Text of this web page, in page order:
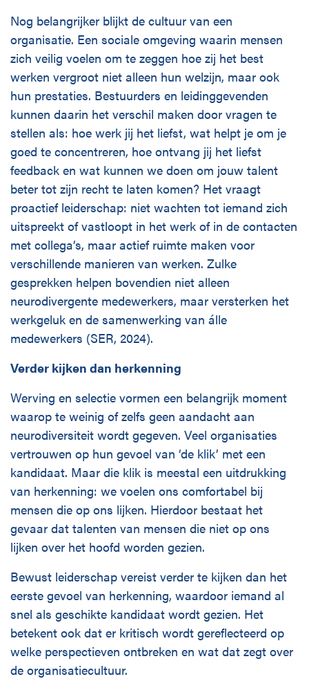
Nog belangrijker blijkt de cultuur van een
organisatie. Een sociale omgeving waarin mensen
zich veilig voelen om te zeggen hoe zij het best
werken vergroot niet alleen hun welzijn, maar ook
hun prestaties. Bestuurders en leidinggevenden
kunnen daarin het verschil maken door vragen te
stellen als: hoe werk jij het liefst, wat helpt je om je
goed te concentreren, hoe ontvang jij het liefst
feedback en wat kunnen we doen om jouw talent
beter tot zijn recht te laten komen? Het vraagt
proactief leiderschap: niet wachten tot iemand zich
uitspreekt of vastloopt in het werk of in de contacten
met collega’s, maar actief ruimte maken voor
verschillende manieren van werken. Zulke
gesprekken helpen bovendien niet alleen
neurodivergente medewerkers, maar versterken het
werkgeluk en de samenwerking van álle
medewerkers (SER, 2024).
Verder kijken dan herkenning
Werving en selectie vormen een belangrijk moment
waarop te weinig of zelfs geen aandacht aan
neurodiversiteit wordt gegeven. Veel organisaties
vertrouwen op hun gevoel van ‘de klik’ met een
kandidaat. Maar die klik is meestal een uitdrukking
van herkenning: we voelen ons comfortabel bij
mensen die op ons lijken. Hierdoor bestaat het
gevaar dat talenten van mensen die niet op ons
lijken over het hoofd worden gezien.
Bewust leiderschap vereist verder te kijken dan het
eerste gevoel van herkenning, waardoor iemand al
snel als geschikte kandidaat wordt gezien. Het
betekent ook dat er kritisch wordt gereflecteerd op
welke perspectieven ontbreken en wat dat zegt over
de organisatiecultuur.